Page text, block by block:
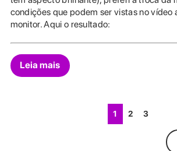
condições que podem ser vistas no vídeo
monitor. Aqui o resultado:
Leia mais
1 2 3